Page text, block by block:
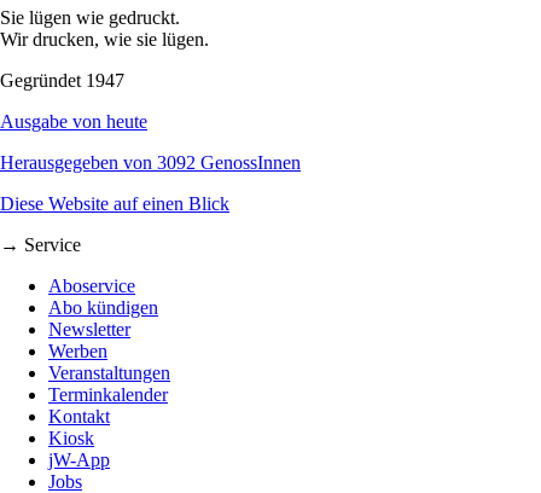
Sie lügen wie gedruckt.
Wir drucken, wie sie lügen.
Gegründet 1947
Ausgabe von heute
Herausgegeben von 3092 GenossInnen
Diese Website auf einen Blick
→ Service
Aboservice
Abo kündigen
Newsletter
Werben
Veranstaltungen
Terminkalender
Kontakt
Kiosk
jW-App
Jobs